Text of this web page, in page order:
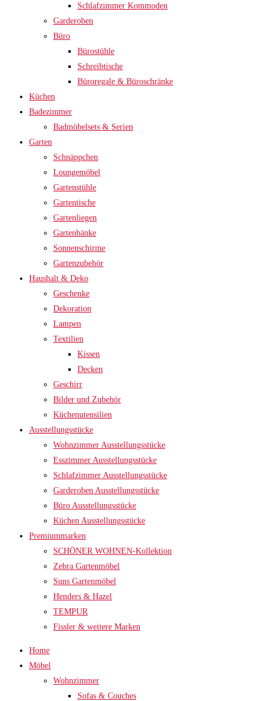
Schlafzimmer Kommoden
Garderoben
Büro
Bürostühle
Schreibtische
Büroregale & Büroschränke
Küchen
Badezimmer
Badmöbelsets & Serien
Garten
Schnäppchen
Loungemöbel
Gartenstühle
Gartentische
Gartenliegen
Gartenbänke
Sonnenschirme
Gartenzubehör
Haushalt & Deko
Geschenke
Dekoration
Lampen
Textilien
Kissen
Decken
Geschirr
Bilder und Zubehör
Küchenutensilien
Ausstellungsstücke
Wohnzimmer Ausstellungsstücke
Esszimmer Ausstellungsstücke
Schlafzimmer Ausstellungsstücke
Garderoben Ausstellungsstücke
Büro Ausstellungsstücke
Küchen Ausstellungsstücke
Premiummarken
SCHÖNER WOHNEN-Kollektion
Zebra Gartenmöbel
Suns Gartenmöbel
Henders & Hazel
TEMPUR
Fissler & weitere Marken
Home
Möbel
Wohnzimmer
Sofas & Couches